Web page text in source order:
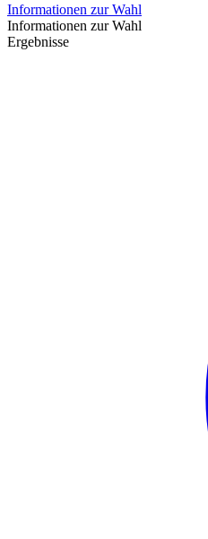
Informationen zur Wahl
Informationen zur Wahl
Ergebnisse